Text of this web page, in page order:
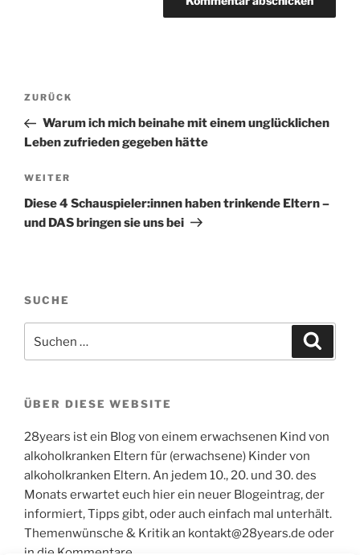
Vorheriger
Beitrag
ZURÜCK
Warum ich mich beinahe mit einem unglücklichen
Leben zufrieden gegeben hätte
Nächster
Beitrag
WEITER
Diese 4 Schauspieler:innen haben trinkende Eltern –
und DAS bringen sie uns bei
SUCHE
nach:
ÜBER DIESE WEBSITE
28years ist ein Blog von einem erwachsenen Kind von
alkoholkranken Eltern für (erwachsene) Kinder von
alkoholkranken Eltern. An jedem 10., 20. und 30. des
Monats erwartet euch hier ein neuer Blogeintrag, der
informiert, Tipps gibt, oder auch einfach mal unterhält.
Themenwünsche & Kritik an kontakt@28years.de oder